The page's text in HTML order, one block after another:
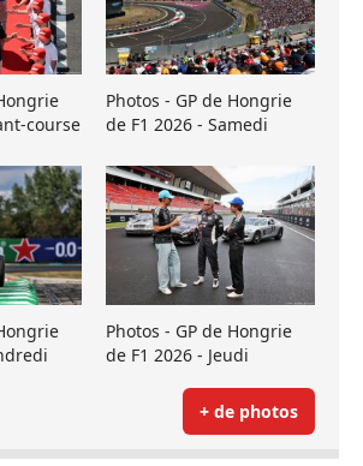
course
Photos - GP de Hongrie
de F1 2026 - Samedi
Photos - GP de Hongrie
de F1 2026 - Jeudi
+ de photos